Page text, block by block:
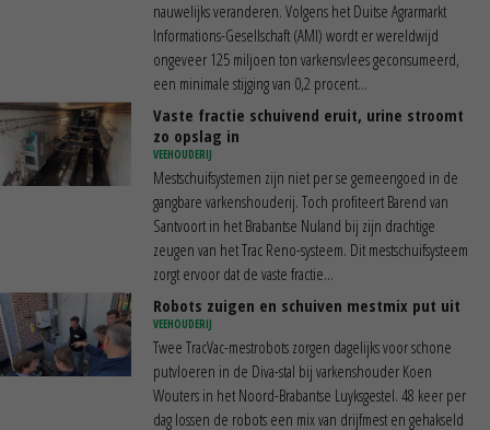
nauwelijks veranderen. Volgens het Duitse Agrarmarkt
Informations-Gesellschaft (AMI) wordt er wereldwijd
ongeveer 125 miljoen ton varkensvlees geconsumeerd,
een minimale stijging van 0,2 procent...
Vaste fractie schuivend eruit, urine stroomt
zo opslag in
VEEHOUDERIJ
Mestschuifsystemen zijn niet per se gemeengoed in de
gangbare varkenshouderij. Toch profiteert Barend van
Santvoort in het Brabantse Nuland bij zijn drachtige
zeugen van het Trac Reno-systeem. Dit mestschuifsysteem
zorgt ervoor dat de vaste fractie...
Robots zuigen en schuiven mestmix put uit
VEEHOUDERIJ
Twee TracVac-mestrobots zorgen dagelijks voor schone
putvloeren in de Diva-stal bij varkenshouder Koen
Wouters in het Noord-Brabantse Luyksgestel. 48 keer per
dag lossen de robots een mix van drijfmest en gehakseld